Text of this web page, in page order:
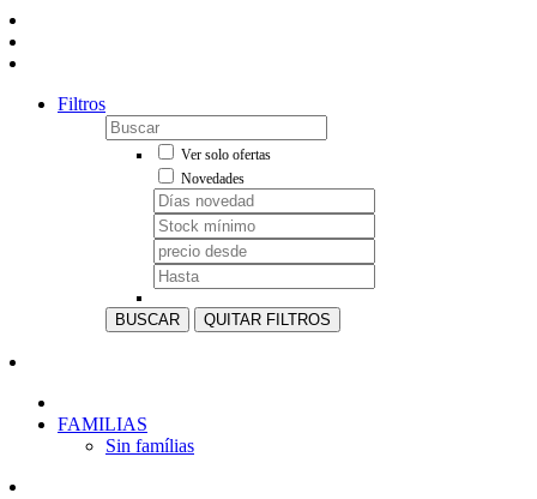
Filtros
Ver solo ofertas
Novedades
BUSCAR QUITAR FILTROS
FAMILIAS
Sin famílias